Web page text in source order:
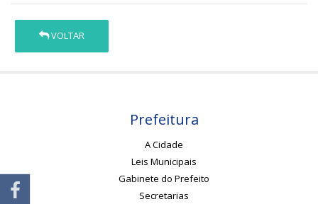
VOLTAR
Prefeitura
A Cidade
Leis Municipais
Gabinete do Prefeito
Secretarias